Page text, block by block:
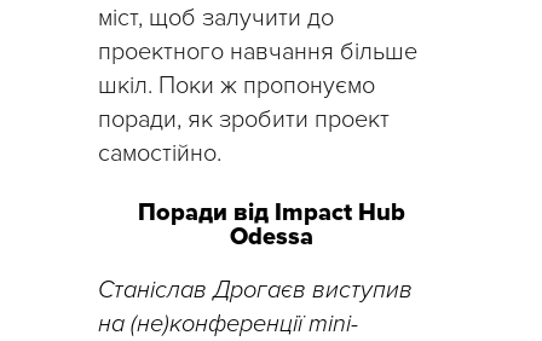
міст, щоб залучити до
проектного навчання більше
шкіл. Поки ж пропонуємо
поради, як зробити проект
самостійно.
Поради від Impact Hub
Odessa
Станіслав Дрогаєв виступив
на (не)конференції mini-